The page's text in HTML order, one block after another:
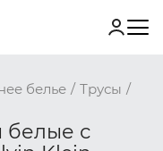
белье / Трусы /
белые с